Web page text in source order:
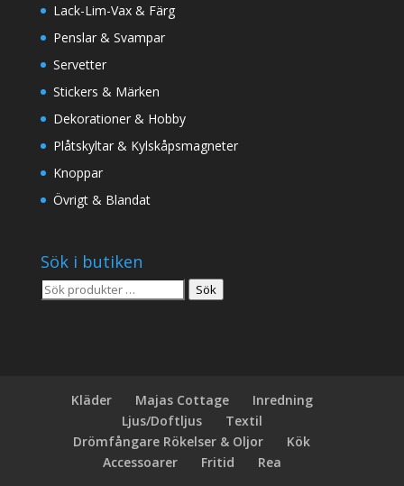
Lack-Lim-Vax & Färg
Penslar & Svampar
Servetter
Stickers & Märken
Dekorationer & Hobby
Plåtskyltar & Kylskåpsmagneter
Knoppar
Övrigt & Blandat
Sök i butiken
Sök
Sök
Kläder Majas Cottage
Inredning
Ljus/Doftljus
Textil
Drömfångare Rökelser & Oljor
Kök
Accessoarer
Fritid Rea